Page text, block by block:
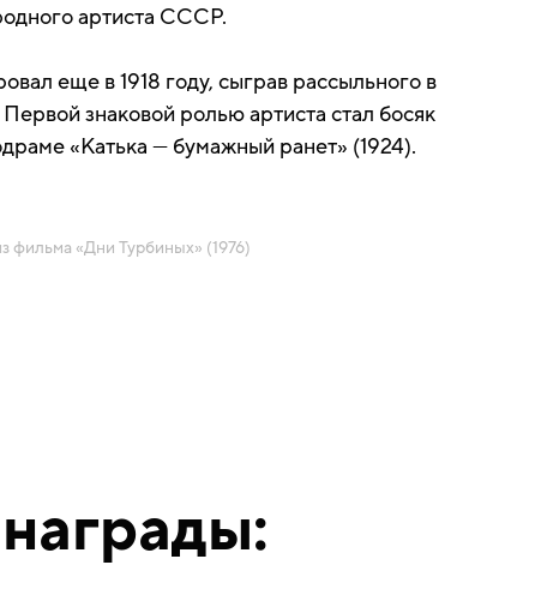
артиста СССР.
еще в 1918 году, сыграв рассыльного в
знаковой ролью артиста стал босяк
«Катька — бумажный ранет» (1924).
фильма «Дни Турбиных» (1976)